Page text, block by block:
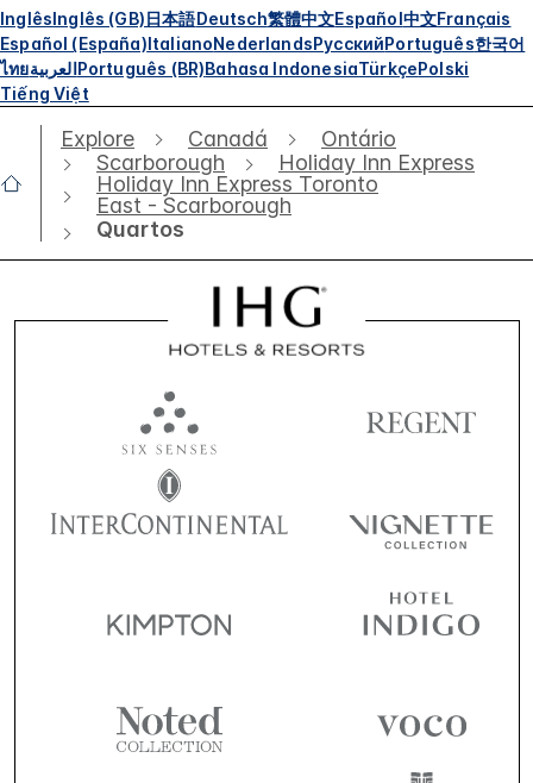
Inglês Inglês (GB) 日本語Deutsch繁體中文Español 中文Français
Español (España) ItalianoNederlandsРусскийPortuguês한국어
ไทยالعربية Português (BR)Bahasa IndonesiaTürkçePolski
Tiếng Việt
Explore Canadá
Ontário
Scarborough
Holiday Inn Express
Holiday Inn Express Toronto
East - Scarborough
Quartos